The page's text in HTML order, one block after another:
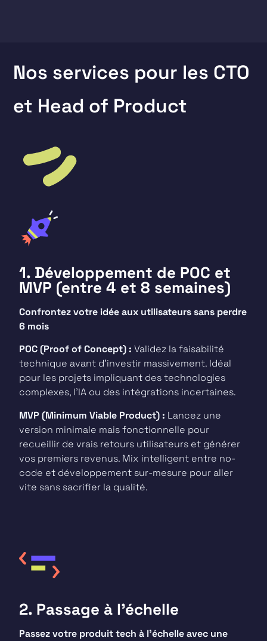
Nos services pour les CTO
et Head of Product
1. Développement de POC et
MVP (entre 4 et 8 semaines)
Confrontez votre idée aux utilisateurs sans perdre
6 mois
POC (Proof of Concept) : Validez la faisabilité
technique avant d’investir massivement. Idéal
pour les projets impliquant des technologies
complexes, l’IA ou des intégrations incertaines.
MVP (Minimum Viable Product) : Lancez une
version minimale mais fonctionnelle pour
recueillir de vrais retours utilisateurs et générer
vos premiers revenus. Mix intelligent entre no-
code et développement sur-mesure pour aller
vite sans sacrifier la qualité.
2. Passage à l’échelle
Passez votre produit tech à l’échelle avec une